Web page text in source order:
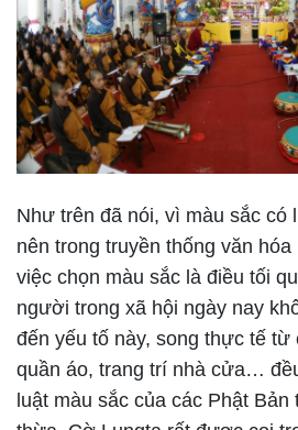
Như trên đã nói, vì màu sắc có
nên trong truyền thống văn
việc chọn màu sắc là điều tối
người trong xã hội ngày nay
đến yếu tố này, song thực tế từ
quần áo, trang trí nhà cửa…
luật màu sắc của các Phật